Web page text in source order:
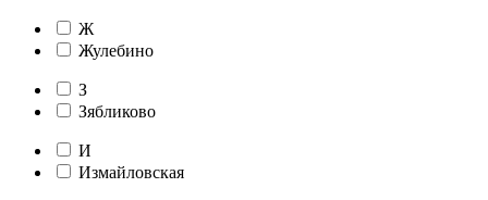
Ж
Жулебино
З
Зябликово
И
Измайловская